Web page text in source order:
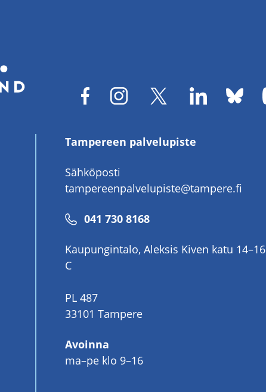
Tampereen palvelupiste
Sähköposti
tampereenpalvelupiste@tampere.fi
Puhelinnumero
041 730 8168
Kaupungintalo, Aleksis Kiven katu 14–16
C
PL 487
33101 Tampere
Avoinna
ma–pe klo 9–16